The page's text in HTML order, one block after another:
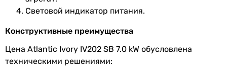
Управление механическое
Световой индикатор питания.
Конструктивные преимущества
Цена Atlantic Ivory IV202 SB 7.0 kW обусловлена
техническими решениями: